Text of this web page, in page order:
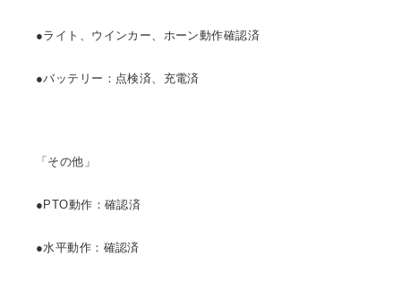
●ライト、ウインカー、ホーン動作確認済
●バッテリー：点検済、充電済
「その他」
●PTO動作：確認済
●水平動作：確認済